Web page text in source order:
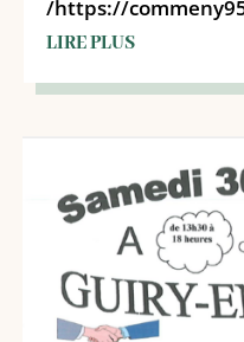
/https://
LIRE PLUS